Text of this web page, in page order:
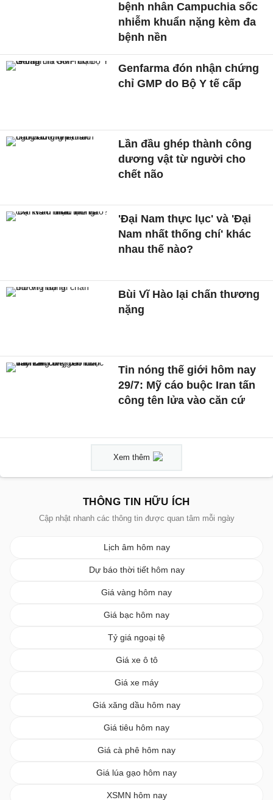
bệnh nhân Campuchia sốc
nhiễm khuẩn nặng kèm đa
bệnh nền
Genfarma đón nhận chứng
chỉ GMP do Bộ Y tế cấp
Lần đầu ghép thành công
dương vật từ người cho
chết não
'Đại Nam thực lục' và 'Đại
Nam nhất thống chí' khác
nhau thế nào?
Bùi Vĩ Hào lại chấn thương
nặng
Tin nóng thế giới hôm nay
29/7: Mỹ cáo buộc Iran tấn
công tên lửa vào căn cứ
Xem thêm
THÔNG TIN HỮU ÍCH
Cập nhật nhanh các thông tin được quan tâm mỗi ngày
Lịch âm hôm nay
Dự báo thời tiết hôm nay
Giá vàng hôm nay
Giá bạc hôm nay
Tỷ giá ngoại tệ
Giá xe ô tô
Giá xe máy
Giá xăng dầu hôm nay
Giá tiêu hôm nay
Giá cà phê hôm nay
Giá lúa gạo hôm nay
XSMN hôm nay